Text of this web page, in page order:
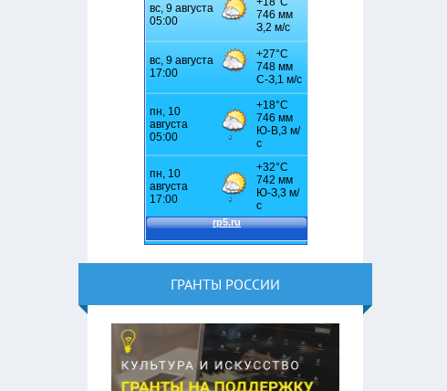
ГРАНТЫ РОССИИ